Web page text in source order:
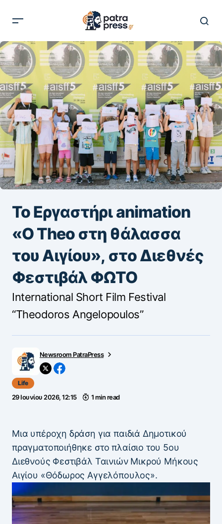
Το Εργαστήρι animation
«Ο Theo στη θάλασσα
του Αιγίου», στο Διεθνές
Φεστιβάλ ΦΩΤΟ
International Short Film Festival
“Theodoros Angelopoulos”
Newsroom PatraPress
Life
29 Ιουνίου 2026, 12:15 1 min read
Μια υπέροχη δράση για παιδιά Δημοτικού
πραγματοποιήθηκε στο πλαίσιο του 5ου
Διεθνούς Φεστιβάλ Ταινιών Μικρού Μήκους
Αιγίου «Θόδωρος Αγγελόπουλος».